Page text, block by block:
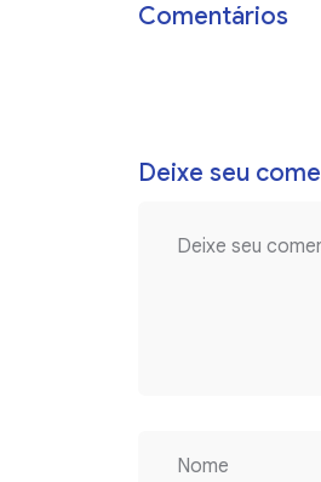
Comentários
Deixe seu